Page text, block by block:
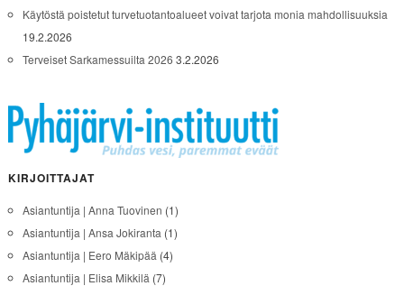
Käytöstä poistetut turvetuotantoalueet voivat tarjota monia mahdollisuuksia
19.2.2026
Terveiset Sarkamessuilta 2026 3.2.2026
KIRJOITTAJAT
Asiantuntija | Anna Tuovinen (1)
Asiantuntija | Ansa Jokiranta (1)
Asiantuntija | Eero Mäkipää (4)
Asiantuntija | Elisa Mikkilä (7)